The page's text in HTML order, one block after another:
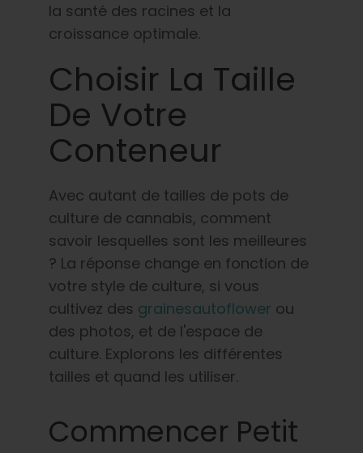
la santé des racines et la
croissance optimale.
Choisir La Taille
De Votre
Conteneur
Avec autant de tailles de pots de
culture de cannabis, comment
savoir lesquelles sont les meilleures
? La réponse change en fonction de
votre style de culture, si vous
cultivez des grainesautoflower ou
des photos, et de l'espace de
culture. Explorons les différentes
tailles et quand les utiliser.
Commencer Petit